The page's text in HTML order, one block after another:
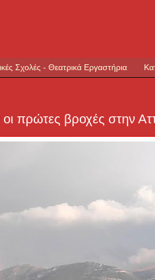
Σχολές - Θεατρικά Εργαστήρια
πρώτες βροχές στην